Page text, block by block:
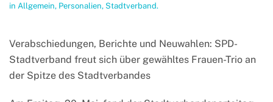
in Allgemein, Personalien, Stadtverband.
Verabschiedungen, Berichte und Neuwahlen: SPD-
Stadtverband freut sich über gewähltes Frauen-Trio an
der Spitze des Stadtverbandes